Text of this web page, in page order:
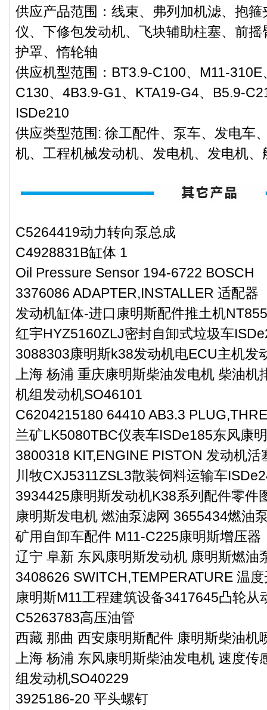
供应产品范围：线束、弗列加机滤、抱
仪、下修包发动机、飞块辅助柱塞、前
护罩、惰轮轴
供应机型范围：BT3.9-C100、M11-
C130、4B3.9-G1、KTA19-G4、B5.9-
ISDe210
供应类型范围: 徐工配件、泵车、发电车
机、工程机械发动机、发电机、发电机、
C5264419动力转向泵总成
C4928831B缸体 1
Oil Pressure Sensor 194-6722 BOSCH
3376086 ADAPTER,INSTALLER 适配器
发动机缸体-进口康明斯配件推土机
红宇HYZ5160ZLJ密封自卸式垃圾车
3088303康明斯k38发动机电ECU主机发
上海 杨浦 重庆康明斯柴油发电机 柴油
机组发动机SO46101
C6204215180 64410 AB3.3
兰矿LK5080TBC仪表车ISDe185东风康
3800318 KIT,ENGINE PISTON 发动机活
川牧CXJ5311ZSL3散装饲料运输车
3934425康明斯发动机K38系列配件零件
康明斯发电机 燃油泵滤网 3655434燃油
矿用自卸车配件 M11-C225康明斯增压器
辽宁 阜新 东风康明斯发动机 康明斯燃油
3408626 SWITCH,TEMPERATURE 温
康明斯M11工程建筑设备3417645凸轮从
C5263783高压油管
西藏 那曲 西安康明斯配件 康明斯柴油机
上海 杨浦 东风康明斯柴油发电机 速度
组发动机SO40229
3925186-20 平头螺钉